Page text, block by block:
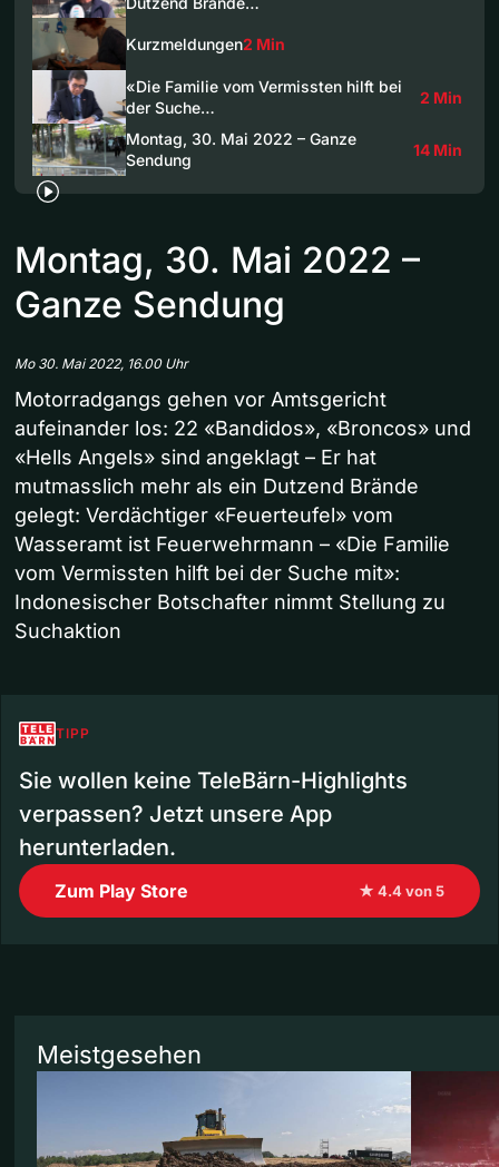
Kurzmeldungen2 Min
«Die Familie vom Vermissten hilft bei
der Suche…
2 Min
Montag, 30. Mai 2022 – Ganze
Sendung
14 Min
Montag, 30. Mai 2022 –
Ganze Sendung
Mo 30. Mai 2022, 16.00 Uhr
Motorradgangs gehen vor Amtsgericht
aufeinander los: 22 «Bandidos», «Broncos» und
«Hells Angels» sind angeklagt – Er hat
mutmasslich mehr als ein Dutzend Brände
gelegt: Verdächtiger «Feuerteufel» vom
Wasseramt ist Feuerwehrmann – «Die Familie
vom Vermissten hilft bei der Suche mit»:
Indonesischer Botschafter nimmt Stellung zu
Suchaktion
TIPP
Sie wollen keine TeleBärn-Highlights
verpassen? Jetzt unsere App
herunterladen.
Zum Play Store ★ 4.4 von 5
Meistgesehen